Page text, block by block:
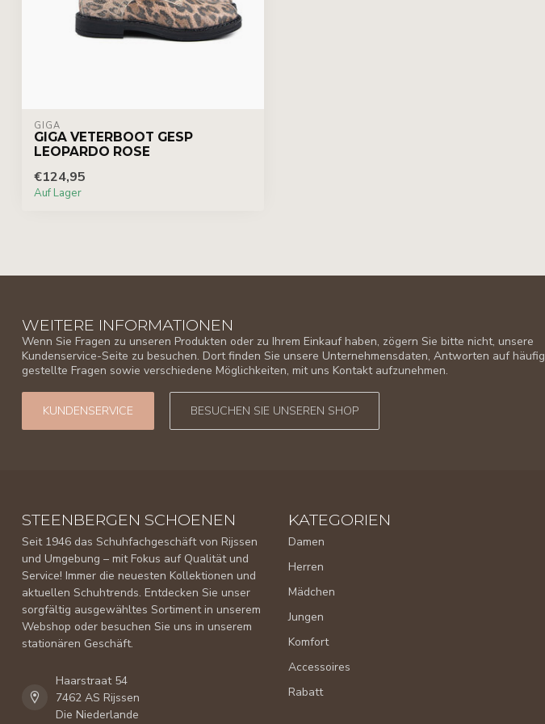
GIGA
GIGA VETERBOOT GESP
LEOPARDO ROSE
€124,95
Auf Lager
WEITERE INFORMATIONEN
Wenn Sie Fragen zu unseren Produkten oder zu Ihrem Einkauf haben, zögern Sie bitte nicht, unsere
Kundenservice-Seite zu besuchen. Dort finden Sie unsere Unternehmensdaten, Antworten auf häufig
gestellte Fragen sowie verschiedene Möglichkeiten, mit uns Kontakt aufzunehmen.
KUNDENSERVICE BESUCHEN SIE UNSEREN SHOP
STEENBERGEN SCHOENEN
Seit 1946 das Schuhfachgeschäft von Rijssen
und Umgebung – mit Fokus auf Qualität und
Service! Immer die neuesten Kollektionen und
aktuellen Schuhtrends. Entdecken Sie unser
sorgfältig ausgewähltes Sortiment in unserem
Webshop oder besuchen Sie uns in unserem
stationären Geschäft.
Haarstraat 54
7462 AS Rijssen
Die Niederlande
KATEGORIEN
Damen
Herren
Mädchen
Jungen
Komfort
Accessoires
Rabatt